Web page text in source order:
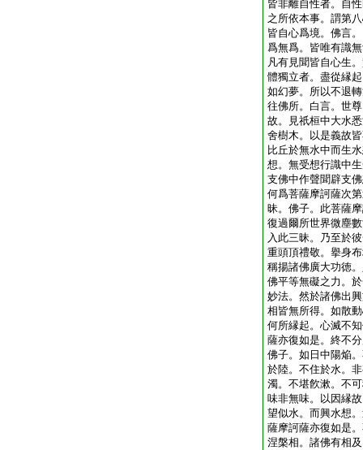
皆非離自性者。自
之所依本事。謂第
皆自心爲境。佛言
爲無爲。皆唯有識
凡有見聞皆自心生
體獨立者。盡從縁
如幻夢。所以不退
往佛所。白言。世
故。見祇桓中大水
舍樹木。以是義故
比丘於無水中而生
想。無受想行識中
支佛中作聲聞辟支
何爲菩薩摩訶薩次
昧。佛子。此菩薩
復過爾所世界微塵
入此三昧。乃至於
重頭頂禮敬。擧身
稱揚諸佛廣大功徳
佛平等無礙之力。
妙法。然於諸佛出
相皆無所得。如散
何所縁起。心滅不
薩亦復如是。終不
佛子。如日中陽焔
於陸。不住於水。
濁。不堪飮漱。不
味非無味。以因縁
望似水。而興水想
薩摩訶薩亦復如是
涅槃相。諸佛有相